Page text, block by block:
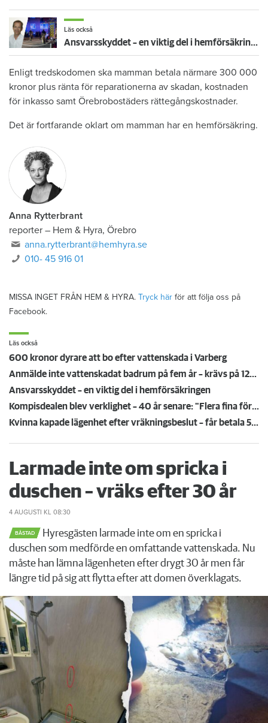
Läs också
Ansvarsskyddet – en viktig del i hemförsäkringen
Enligt tredskodomen ska mamman betala närmare 300 000
kronor plus ränta för reparationerna av skadan, kostnaden
för inkasso samt Örebrobostäders rättegångskostnader.
Det är fortfarande oklart om mamman har en hemförsäkring.
Anna Rytterbrant
reporter – Hem & Hyra, Örebro
anna.rytterbrant@hemhyra.se
010- 45 916 01
MISSA INGET FRÅN HEM & HYRA. Tryck här för att följa oss på
Facebook.
Läs också
600 kronor dyrare att bo efter vattenskada i Varberg
Anmälde inte vattenskadat badrum på fem år – krävs på 125 000 kronor
Ansvarsskyddet – en viktig del i hemförsäkringen
Kompisdealen blev verklighet – 40 år senare: "Flera fina fördelar med att dela bostad"
Kvinna kapade lägenhet efter vräkningsbeslut – får betala 50 000
Larmade inte om spricka i
duschen – vräks efter 30 år
4 AUGUSTI KL 08:30
BÅSTAD
Hyresgästen larmade inte om en spricka i
duschen som medförde en omfattande vattenskada. Nu
måste han lämna lägenheten efter drygt 30 år men får
längre tid på sig att flytta efter att domen överklagats.